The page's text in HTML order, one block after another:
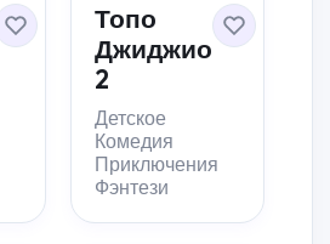
Топо
Джиджио
2
Детское
Комедия
Приключения
Фэнтези